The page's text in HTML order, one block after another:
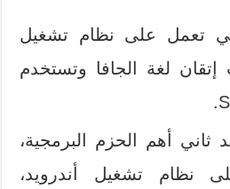
تعمل على نظام تشغيل
إتقان لغة الجافا وتستخدم
ثاني أهم الحزم البرمجية،
نظام تشغيل أندرويد،